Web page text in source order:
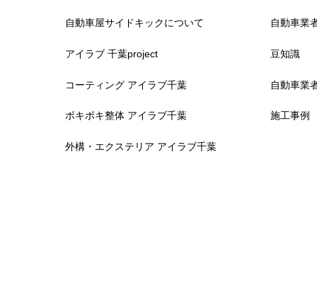
自動車屋サイドキックについて
アイラブ 千葉project
コーティング アイラブ千葉
ボキボキ整体 アイラブ千葉
外構・エクステリア アイラブ千葉
自動車業
豆知識
自動車業
施工事例